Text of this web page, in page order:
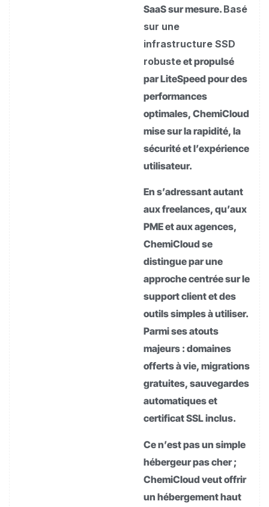
SaaS sur mesure. Basé
sur une
infrastructure SSD
robusteet propulsé
par LiteSpeed pour des
performances
optimales, ChemiCloud
mise sur la rapidité, la
sécurité et l’expérience
utilisateur.
En s’adressant autant
aux freelances, qu’aux
PME et aux agences,
ChemiCloud se
distingue par une
approche centrée sur le
support client et des
outils simples à utiliser.
Parmi ses atouts
majeurs : domaines
offerts à vie, migrations
gratuites, sauvegardes
automatiques et
certificat SSL inclus.
Ce n’est pas un simple
hébergeur pas cher ;
ChemiCloud veut offrir
un hébergement haut